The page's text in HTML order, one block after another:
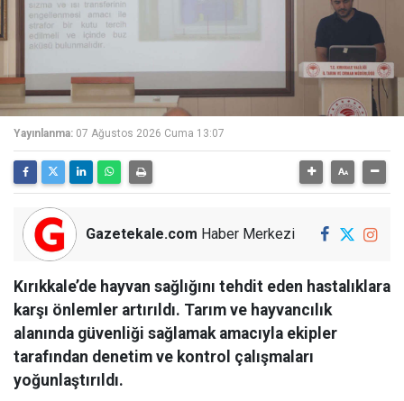
Yayınlanma: 07 Ağustos 2026 Cuma 13:07
Gazetekale.com Haber Merkezi
Kırıkkale’de hayvan sağlığını tehdit eden hastalıklara
karşı önlemler artırıldı. Tarım ve hayvancılık
alanında güvenliği sağlamak amacıyla ekipler
tarafından denetim ve kontrol çalışmaları
yoğunlaştırıldı.